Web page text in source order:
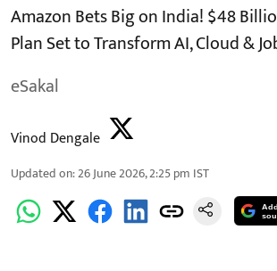
Amazon Bets Big on India! $48
Plan Set to Transform AI, Cloud &
eSakal
Vinod Dengale
Updated on:26 June 2026, 2:25 pm IST